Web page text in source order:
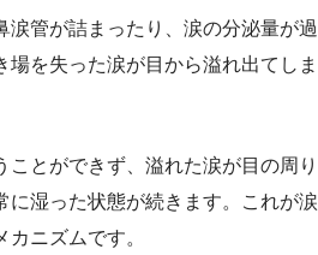
涙管が詰まったり、涙の分泌量が過
場を失った涙が目から溢れ出てしま
ことができず、溢れた涙が目の周り
に湿った状態が続きます。これが涙
ニズムです。